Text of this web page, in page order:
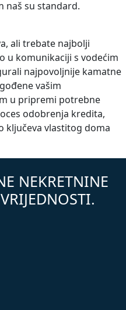
naš su standard.
ali trebate najbolji
u komunikaciji s vodećim
najpovoljnije kamatne
vašim
u pripremi potrebne
odobrenja kredita,
ključeva vlastitog doma
NEKRETNINE